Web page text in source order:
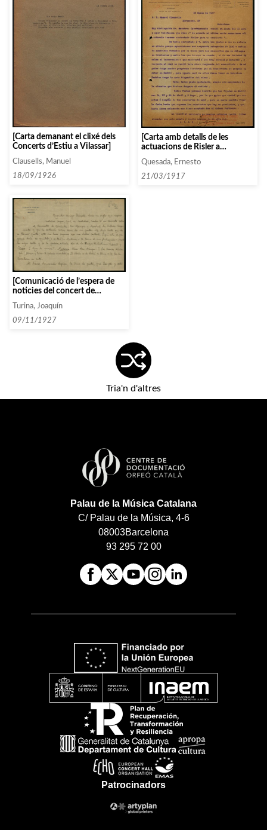
[Carta demanant el clixé dels
Concerts d’Estiu a Vilassar]
Clausells, Manuel
18/09/1926
[Carta amb detalls de les
actuacions de Risler a
Barcelona]
Quesada, Ernesto
21/03/1917
[Comunicació de l’espera de
noticies del concert de
definitiu]
Turina, Joaquín
09/11/1927
Tria'n d'altres
Palau de la Música Catalana
C/ Palau de la Música, 4-6
08003Barcelona
93 295 72 00
Patrocinadors